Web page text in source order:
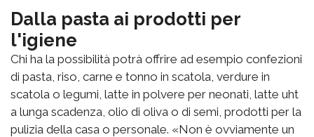
Dalla pasta ai prodotti per
l'igiene
Chi ha la possibilità potrà offrire ad esempio confezioni
di pasta, riso, carne e tonno in scatola, verdure in
scatola o legumi, latte in polvere per neonati, latte uht
a lunga scadenza, olio di oliva o di semi, prodotti per la
pulizia della casa o personale. «Non è ovviamente un